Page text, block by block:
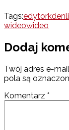
Tags:edytor
wideowideo
Dodaj
Twój adres e-
pola są
Komentarz *